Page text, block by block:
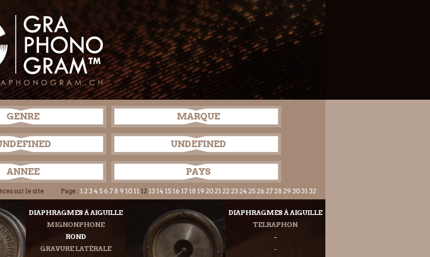
GENRE MARQUE
UNDEFINED
ANNEE PAYS
sur le site Page : 1 234 56 78 91011 121314 1516 1718 192021 222324 2526 2728 293031 32
DIAPHRAGMES À AIGUILLE
MIGNONPHONE
ROND
GRAVURE LATÉRALE
DIAPHRAGMES À AIGUILLE
TELRAPHON
-
-